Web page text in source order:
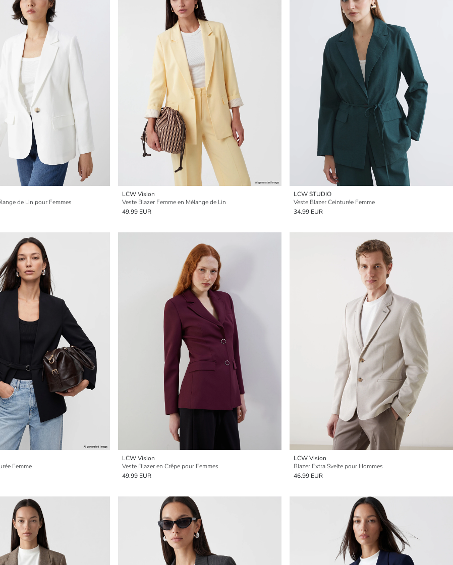
de Lin pour Femmes
LCW Vision
Veste Blazer Femme en Mélange de Lin
49.99 EUR
LCW STUDIO
Veste Blazer Ceinturée Femme
34.99 EUR
Femme
LCW Vision
Veste Blazer en Crêpe pour Femmes
49.99 EUR
LCW Vision
Blazer Extra Svelte pour Hommes
46.99 EUR